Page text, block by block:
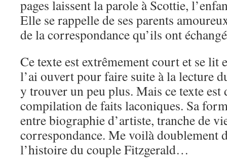
pages laissent la parole à Scottie,
Elle se rappelle de ses parents
de la correspondance qu’ils ont
Ce texte est extrêmement court et se lit
l’ai ouvert pour faire suite à la lecture
y trouver un peu plus. Mais ce texte est
compilation de faits laconiques. Sa
entre biographie d’artiste, tranche de
correspondance. Me voilà doublement
l’histoire du couple Fitzgerald…